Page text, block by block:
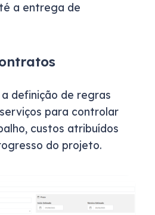
a entrega de
definição de regras
para controlar
custos atribuídos
do projeto.